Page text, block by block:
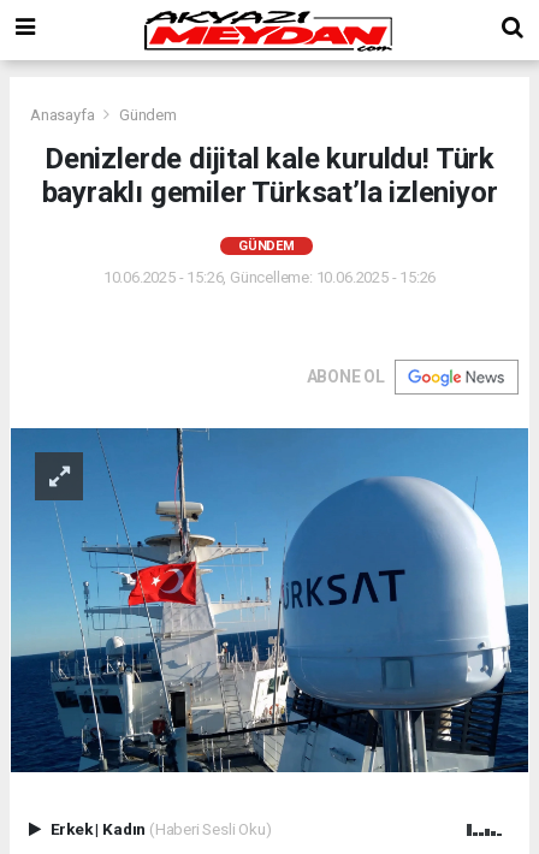
Anasayfa Gündem
Denizlerde dijital kale kuruldu! Türk
bayraklı gemiler Türksat’la izleniyor
GÜNDEM
10.06.2025 - 15:26, Güncelleme: 10.06.2025 - 15:26
ABONE OL
Erkek| Kadın (Haberi Sesli Oku)